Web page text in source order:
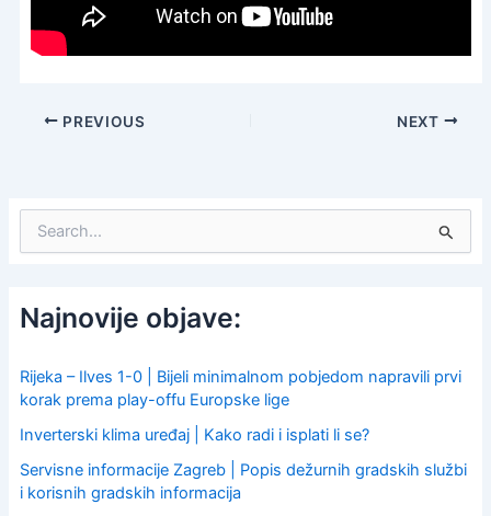
PREVIOUS NEXT
c
h
o
r
Najnovije objave:
Rijeka – Ilves 1-0 | Bijeli minimalnom pobjedom napravili prvi
korak prema play-offu Europske lige
Inverterski klima uređaj | Kako radi i isplati li se?
Servisne informacije Zagreb | Popis dežurnih gradskih službi
i korisnih gradskih informacija